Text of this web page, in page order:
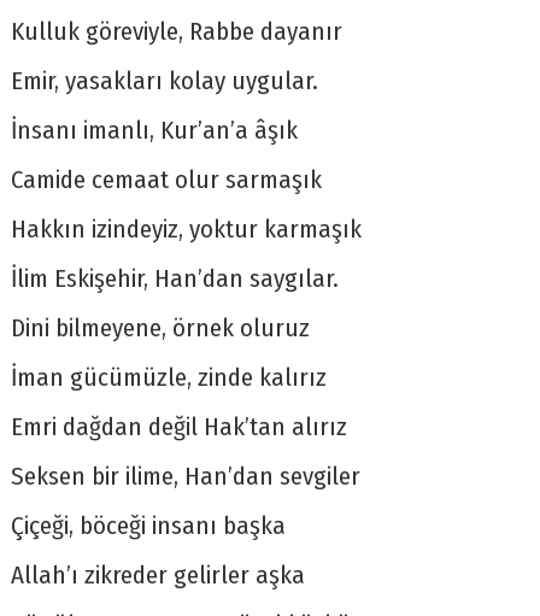
Kulluk göreviyle, Rabbe dayanır
Emir, yasakları kolay uygular.
İnsanı imanlı, Kur’an’a âşık
Camide cemaat olur sarmaşık
Hakkın izindeyiz, yoktur karmaşık
İlim Eskişehir, Han’dan saygılar.
Dini bilmeyene, örnek oluruz
İman gücümüzle, zinde kalırız
Emri dağdan değil Hak’tan alırız
Seksen bir ilime, Han’dan sevgiler
Çiçeği, böceği insanı başka
Allah’ı zikreder gelirler aşka